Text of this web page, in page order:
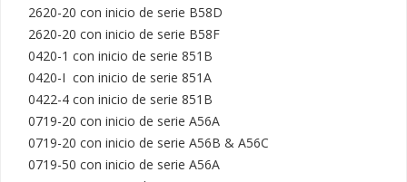
2620-20 con inicio de serie B58D
2620-20 con inicio de serie B58F
0420-1 con inicio de serie 851B
0420-I  con inicio de serie 851A
0422-4 con inicio de serie 851B
0719-20 con inicio de serie A56A
0719-20 con inicio de serie A56B & A56C
0719-50 con inicio de serie A56A